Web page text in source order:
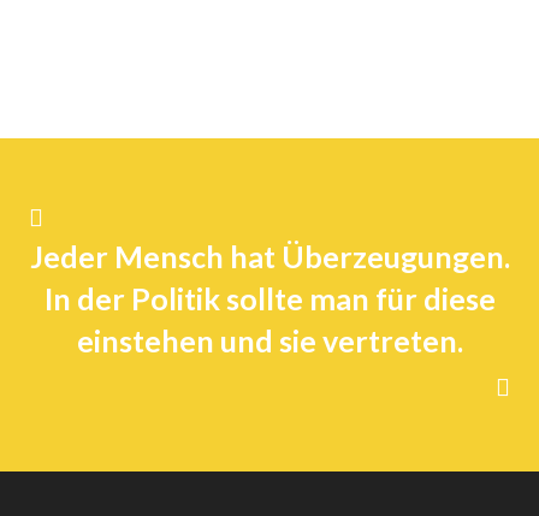
Jeder Mensch hat Überzeugungen.
In der Politik sollte man für diese
einstehen und sie vertreten.